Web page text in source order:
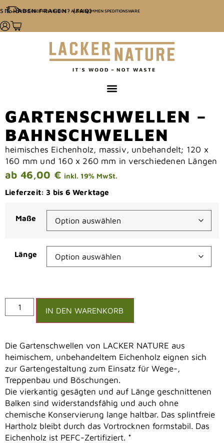
VERSANDFREI AB 100€ - AUSGENOMMEN SPEDITIONSWARE
SIE HABEN FRAGEN? (FAQ)
GARTENSCHWELLEN –
BAHNSCHWELLEN
heimisches Eichenholz, massiv, unbehandelt; 120 x
160 mm und 160 x 260 mm in verschiedenen Längen
ab 46,00 € inkl. 19% MwSt.
Lieferzeit: 3 bis 6 Werktage
Maße
Länge
IN DEN WARENKORB
Die Gartenschwellen von LACKER NATURE aus
heimischem, unbehandeltem Eichenholz eignen sich
zur Gartengestaltung zum Einsatz für Wege-,
Treppenbau und Böschungen.
Die vierkantig gesägten und auf Länge geschnittenen
Balken sind widerstandsfähig und auch ohne
chemische Konservierung lange haltbar. Das splintfreie
Hartholz bleibt durch das Vortrocknen formstabil. Das
Eichenholz ist PEFC-Zertifiziert. *